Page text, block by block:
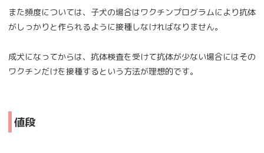
また頻度については、子犬の場合はワクチンプログラムにより抗体
がしっかりと作られるように接種しなければなりません。
成犬になってからは、抗体検査を受けて抗体が少ない場合にはその
ワクチンだけを接種するという方法が理想的です。
値段